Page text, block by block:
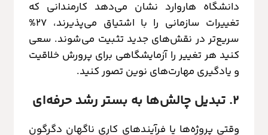
دانشگاه هاروارد نشان می‌دهد کارمندانی که
تغییرات سازمانی را با اشتیاق می‌پذیرند، ۲۷%
سریع‌تر در نقش‌های جدید تثبیت می‌شوند. سعی
کنید هر تغییر را آزمایشگاهی برای پرورش خلاقیت
و یادگیری مهارت‌های نوین تصور کنید.
۲. تبدیل چالش‌ها به بستر رشد حرفه‌ای
وقتی پروژه‌ها یا فرآیندهای کاری ناگهان دگرگون